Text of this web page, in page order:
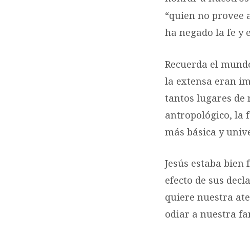
“quien no provee
ha negado la fe y
Recuerda el
la extensa eran
tantos lugares de
antropológico, la
más básica y
Jesús estaba
efecto de sus
quiere nuestra
odiar a nuestra